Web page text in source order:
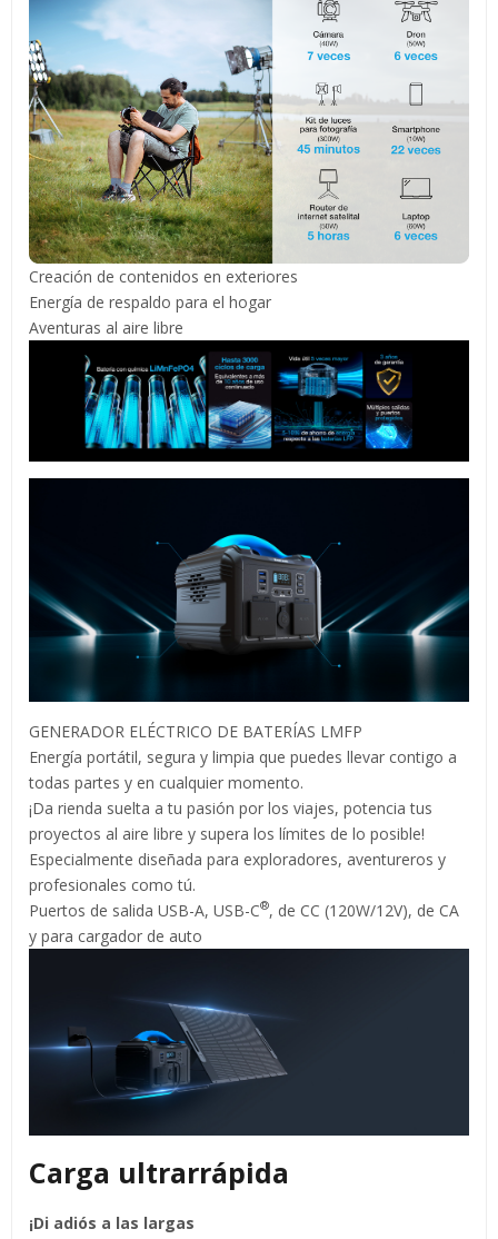
Creación de contenidos en exteriores
Energía de respaldo para el hogar
Aventuras al aire libre
GENERADOR ELÉCTRICO DE BATERÍAS LMFP
Energía portátil, segura y limpia que puedes llevar contigo a
todas partes y en cualquier momento.
¡Da rienda suelta a tu pasión por los viajes, potencia tus
proyectos al aire libre y supera los límites de lo posible!
Especialmente diseñada para exploradores, aventureros y
profesionales como tú.
Puertos de salida USB-A, USB-C®, de CC (120W/12V), de CA
y para cargador de auto
Carga ultrarrápida
¡Di adiós a las largas